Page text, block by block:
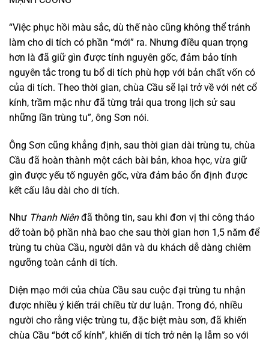
“Việc phục hồi màu sắc, dù thế nào cũng không thể tránh
làm cho di tích có phần “mới” ra. Nhưng điều quan trọng
hơn là đã giữ gìn được tính nguyên gốc, đảm bảo tính
nguyên tắc trong tu bổ di tích phù hợp với bản chất vốn có
của di tích. Theo thời gian, chùa Cầu sẽ lại trở về với nét cổ
kính, trầm mặc như đã từng trải qua trong lịch sử sau
những lần trùng tu”, ông Sơn nói.
Ông Sơn cũng khẳng định, sau thời gian dài trùng tu, chùa
Cầu đã hoàn thành một cách bài bản, khoa học, vừa giữ
gìn được yếu tố nguyên gốc, vừa đảm bảo ổn định được
kết cấu lâu dài cho di tích.
Như Thanh Niênđã thông tin, sau khi đơn vị thi công tháo
dỡ toàn bộ phần nhà bao che sau thời gian hơn 1,5 năm để
trùng tu chùa Cầu, người dân và du khách dễ dàng chiêm
ngưỡng toàn cảnh di tích.
Diện mạo mới của chùa Cầu sau cuộc đại trùng tu nhận
được nhiều ý kiến trái chiều từ dư luận. Trong đó, nhiều
người cho rằng việc trùng tu, đặc biệt màu sơn, đã khiến
chùa Cầu “bớt cổ kính”, khiến di tích trở nên lạ lẫm so với